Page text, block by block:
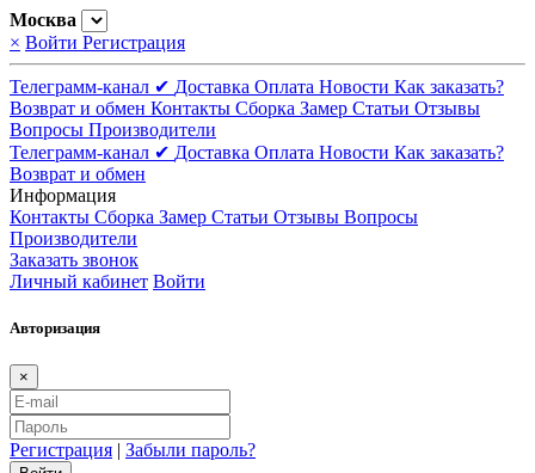
Москва
× Войти Регистрация
Телеграмм-канал ✔ Доставка Оплата Новости Как заказать?
Возврат и обмен Контакты Сборка Замер Статьи Отзывы
Вопросы Производители
Телеграмм-канал ✔ Доставка Оплата Новости Как заказать?
Возврат и обмен
Информация
Контакты Сборка Замер Статьи Отзывы Вопросы
Производители
Заказать звонок
Личный кабинет Войти
Авторизация
×
Регистрация | Забыли пароль?